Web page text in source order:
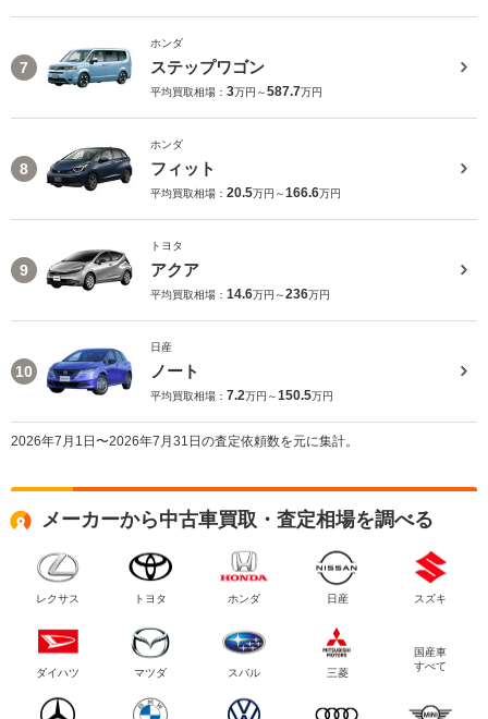
7
ホンダ
ステップワゴン
平均買取相場： 3万円～587.7万円
8
ホンダ
フィット
平均買取相場： 20.5万円～166.6万円
9
トヨタ
アクア
平均買取相場： 14.6万円～236万円
10
日産
ノート
平均買取相場： 7.2万円～150.5万円
2026年7月1日〜2026年7月31日の査定依頼数を元に集計。
メーカーから中古車買取・査定相場を調べる
レクサス トヨタ ホンダ 日産 スズキ
ダイハツ マツダ スバル 三菱
国産車
すべて